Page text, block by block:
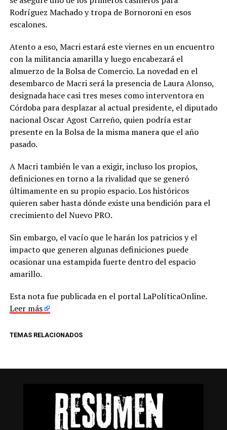
Rodríguez Machado y tropa de Bornoroni en esos
escalones.
Atento a eso, Macri estará este viernes en un encuentro
con la militancia amarilla y luego encabezará el
almuerzo de la Bolsa de Comercio. La novedad en el
desembarco de Macri será la presencia de Laura Alonso,
designada hace casi tres meses como interventora en
Córdoba para desplazar al actual presidente, el diputado
nacional Oscar Agost Carreño, quien podría estar
presente en la Bolsa de la misma manera que el año
pasado.
A Macri también le van a exigir, incluso los propios,
definiciones en torno a la rivalidad que se generó
últimamente en su propio espacio. Los históricos
quieren saber hasta dónde existe una bendición para el
crecimiento del Nuevo PRO.
Sin embargo, el vacío que le harán los patricios y el
impacto que generen algunas definiciones puede
ocasionar una estampida fuerte dentro del espacio
amarillo.
Esta nota fue publicada en el portal LaPolíticaOnline.
Leer más
TEMAS RELACIONADOS